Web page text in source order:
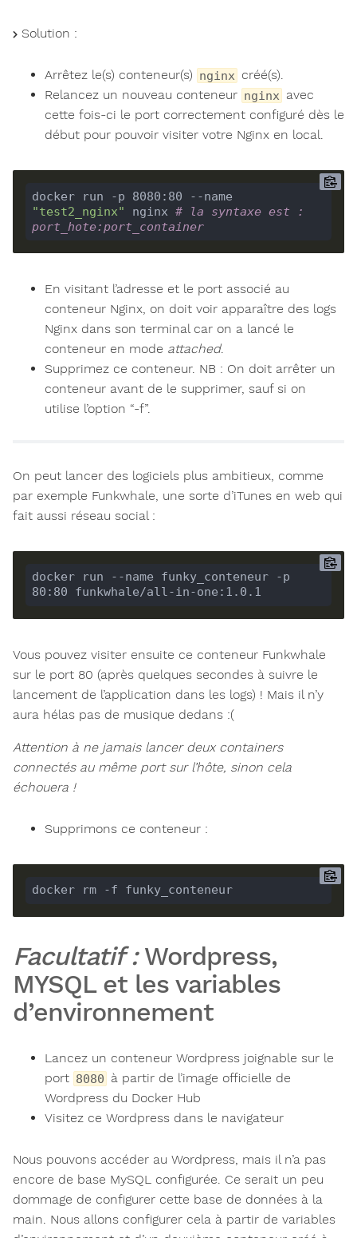
Solution :
Arrêtez le(s) conteneur(s) nginx créé(s).
Relancez un nouveau conteneur nginx avec
cette fois-ci le port correctement configuré dès le
début pour pouvoir visiter votre Nginx en local.
"test2_nginx" nginx # la syntaxe est :
port_hote:port_container
En visitant l’adresse et le port associé au
conteneur Nginx, on doit voir apparaître des logs
Nginx dans son terminal car on a lancé le
conteneur en mode attached.
Supprimez ce conteneur. NB : On doit arrêter un
conteneur avant de le supprimer, sauf si on
utilise l’option “-f”.
On peut lancer des logiciels plus ambitieux, comme
par exemple Funkwhale, une sorte d’iTunes en web qui
fait aussi réseau social :
docker run --name funky_conteneur -p
Vous pouvez visiter ensuite ce conteneur Funkwhale
sur le port 80 (après quelques secondes à suivre le
lancement de l’application dans les logs) ! Mais il n’y
aura hélas pas de musique dedans :(
Attention à ne jamais lancer deux containers
connectés au même port sur l’hôte, sinon cela
échouera !
Supprimons ce conteneur :
docker rm -f funky_conteneur
Facultatif :Wordpress,
MYSQL et les variables
d’environnement
Lancez un conteneur Wordpress joignable sur le
port 8080 à partir de l’image officielle de
Wordpress du Docker Hub
Visitez ce Wordpress dans le navigateur
Nous pouvons accéder au Wordpress, mais il n’a pas
encore de base MySQL configurée. Ce serait un peu
dommage de configurer cette base de données à la
main. Nous allons configurer cela à partir de variables